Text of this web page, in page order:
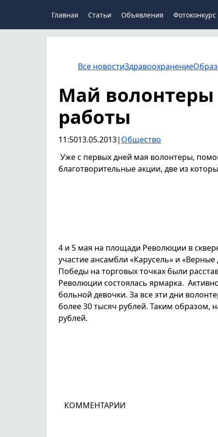
Главная Статьи Объявления Фотоконкурс
Все новостиЗдравоохранение
Май волонтеры
работы
11:5013.05.2013| Общество
Уже с первых дней мая волонтеры,
благотворительные акции, две из
4 и 5 мая на площади Революции в
участие ансамбли «Карусель» и
Победы на торговых точках были
Революции состоялась ярмарка.
больной девочки. За все эти дни
более 30 тысяч рублей. Таким образом,
рублей.
КОММЕНТАРИИ